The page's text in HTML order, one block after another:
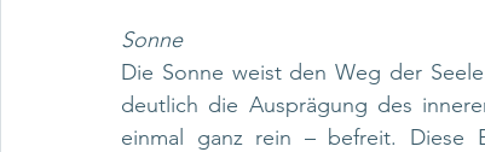
Sonne
Die Sonne weist den Weg der
deutlich die Ausprägung des
einmal ganz rein – befreit. Diese